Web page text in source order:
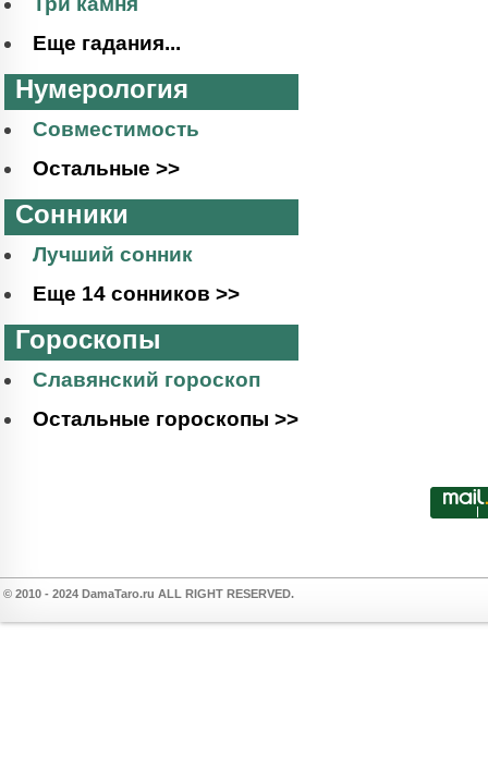
Еще гадания...
Нумерология
Совместимость
Остальные >>
Сонники
Лучший сонник
Еще 14 сонников >>
Гороскопы
Славянский гороскоп
Остальные гороскопы >>
© 2010 - 2024 DamaTaro.ru ALL RIGHT RESERVED.